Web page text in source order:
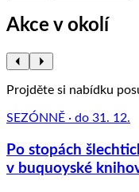
Akce v okolí
Projděte si nabídku
SEZÓNNĚ · do 31. 12.
Po stopách
v buquoyské